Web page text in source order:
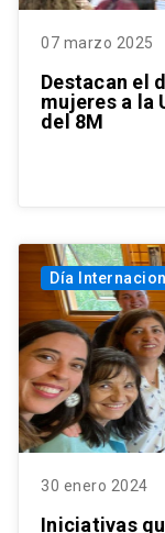
07 marzo 2025
Destacan el
mujeres a la
del 8M
Día
30 enero 2024
Iniciativas